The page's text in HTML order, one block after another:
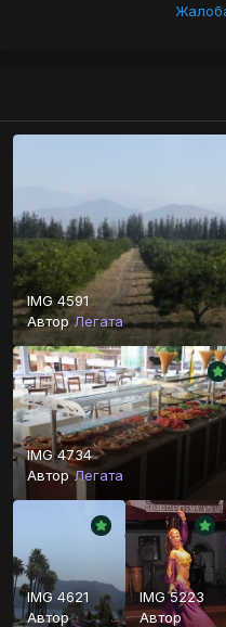
IMG 4591
АвторЛегата
IMG 4734
АвторЛегата
IMG 4621
Автор
IMG 5223
Автор